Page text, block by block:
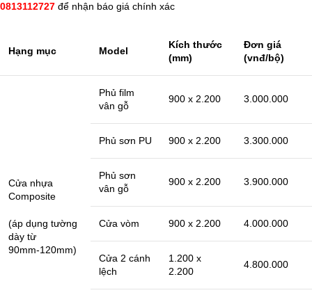
0813112727 để nhận báo giá chính xác
Hạng mục Model
Kích thước
(mm)
Đơn giá
(vnđ/bộ)
Cửa nhựa
Composite
(áp dụng tường
dày từ
90mm-120mm)
Phủ film
vân gỗ
900 x 2.200 3.000.000
Phủ sơn PU 900 x 2.200 3.300.000
Phủ sơn
vân gỗ
900 x 2.200 3.900.000
Cửa vòm 900 x 2.200 4.000.000
Cửa 2 cánh
lệch
1.200 x
2.200
4.800.000